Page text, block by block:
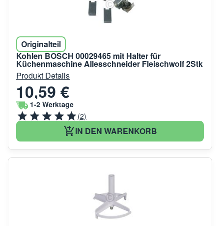
Originalteil
Kohlen BOSCH 00029465 mit Halter für
Küchenmaschine Allesschneider Fleischwolf 2Stk
Produkt Details
10,59 €
1-2 Werktage
(2)
IN DEN WARENKORB